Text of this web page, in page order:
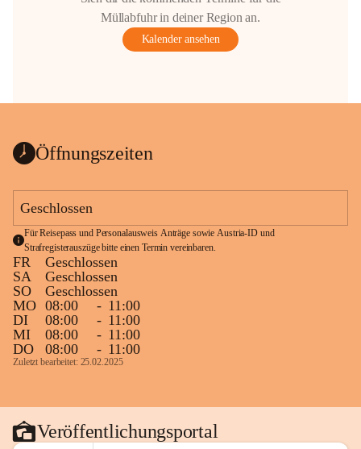
Müllabfuhr in deiner Region an.
Kalender ansehen
Öffnungszeiten
Geschlossen
Für Reisepass und Personalausweis Anträge sowie Austria-ID und
Strafregisterauszüge bitte einen Termin vereinbaren.
FR
Geschlossen
SA
Geschlossen
SO
Geschlossen
MO 08:00 - 11:00
DI
08:00 - 11:00
MI
08:00 - 11:00
DO
08:00 - 11:00
Zuletzt bearbeitet: 25.02.2025
Veröffentlichungsportal